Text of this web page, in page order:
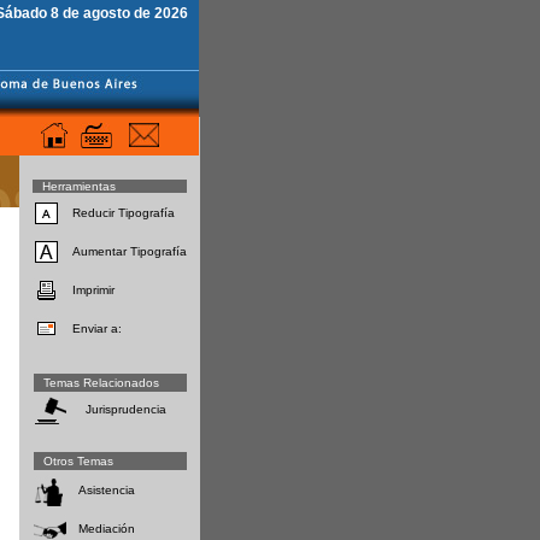
8 de agosto de 2026
Herramientas
Reducir Tipografía
Aumentar Tipografía
Imprimir
Enviar a:
Temas Relacionados
Jurisprudencia
Otros Temas
Asistencia
Mediación